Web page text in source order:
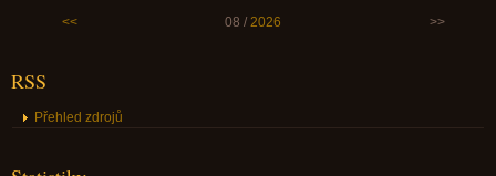
<< 08 / 2026 >>
RSS
Přehled zdrojů